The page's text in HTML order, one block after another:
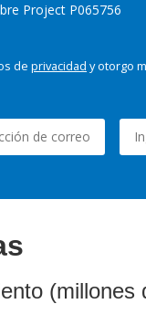
Project P065756
de privacidad y otorgo
(millones